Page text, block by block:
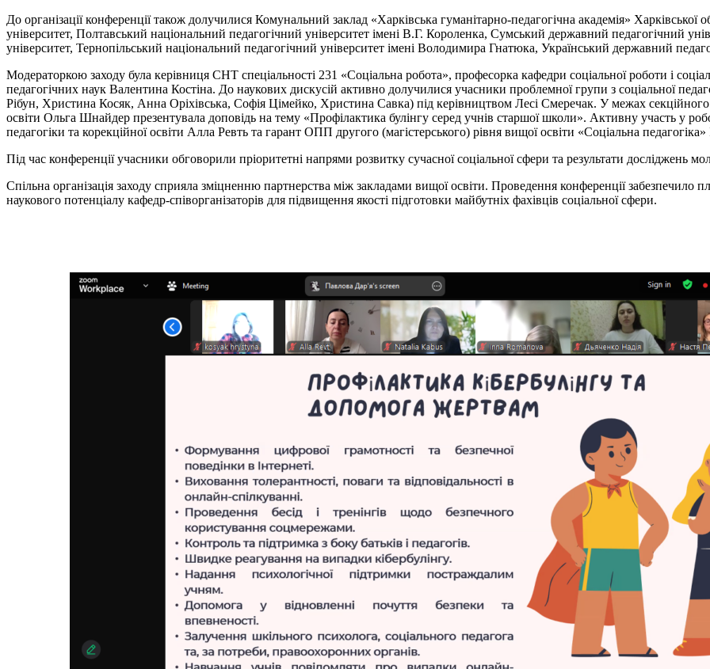
До організації конференції також долучилися Комунальний заклад «Харківська гуманітарно-педагогічна академія»
університет, Полтавський національний педагогічний університет імені В.Г. Короленка, Сумський державний педагогічний
університет, Тернопільський національний педагогічний університет імені Володимира Гнатюка, Український державний
Модераторкою заходу була керівниця СНТ спеціальності 231 «Соціальна робота», професорка кафедри соціальної роботи і
педагогічних наук Валентина Костіна. До наукових дискусій активно долучилися учасники проблемної групи з соціальної
Рібун, Христина Косяк, Анна Оріхівська, Софія Цімейко, Христина Савка) під керівництвом Лесі Смеречак. У межах секційного
освіти Ольга Шнайдер презентувала доповідь на тему «Профілактика булінгу серед учнів старшої школи». Активну участь у
педагогіки та корекційної освіти Алла Ревть та гарант ОПП другого (магістерського) рівня вищої освіти «Соціальна
Під час конференції учасники обговорили пріоритетні напрями розвитку сучасної соціальної сфери та результати досліджень
Спільна організація заходу сприяла зміцненню партнерства між закладами вищої освіти. Проведення конференції забезпечило
наукового потенціалу кафедр-співорганізаторів для підвищення якості підготовки майбутніх фахівців соціальної сфери.